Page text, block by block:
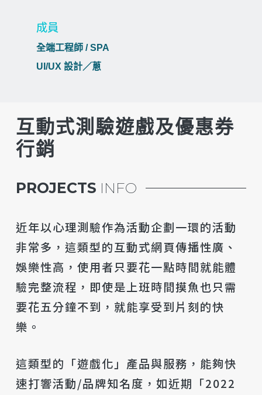
成員
全端工程師 / SPA
UI/UX 設計／蔥
互動式測驗遊戲及優惠券
行銷
PROJECTS INFO
近年以心理測驗作為活動企劃一環的活動
非常多，這類型的互動式網頁傳播性廣、
娛樂性高，使用者只要花一點時間就能體
驗完整流程，即使是上班時間摸魚也只需
要花五分鐘不到，就能享受到片刻的快
樂。
這類型的「遊戲化」產品與服務，能夠快
速打響活動/品牌知名度，如近期「2022